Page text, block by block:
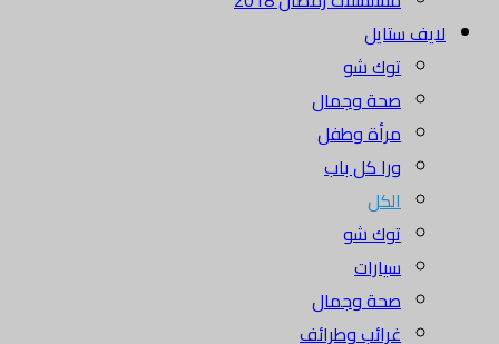
لايف ستايل
توك شو
صحة وجمال
مرأة وطفل
ورا كل باب
الكل
توك شو
سيارات
صحة وجمال
غرائب وطرائف